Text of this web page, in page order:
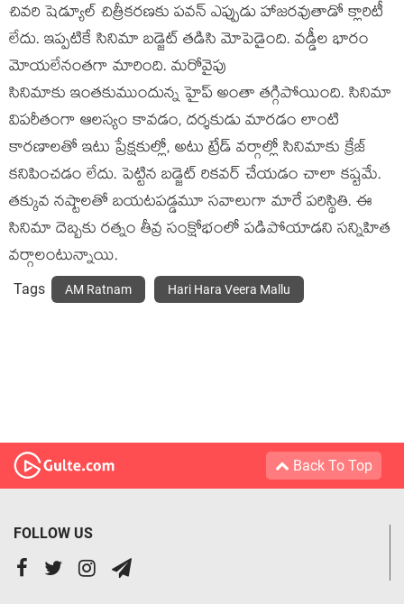
చివరి షెడ్యూల్ చిత్రీకరణకు పవన్ ఎప్పుడు హాజరవుతాడో క్లారిటీ
లేదు. ఇప్పటికే సినిమా బడ్జెట్ తడిసి మోపెడైంది. వడ్డీల భారం
మోయలేనంతగా మారింది. మరోవైపు
సినిమాకు ఇంతకుముందున్న హైప్ అంతా తగ్గిపోయింది. సినిమా
విపరీతంగా ఆలస్యం కావడం, దర్శకుడు మారడం లాంటి
కారణాలతో ఇటు ప్రేక్షకుల్లో, అటు ట్రేడ్ వర్గాల్లో సినిమాకు క్రేజ్
కనిపించడం లేదు. పెట్టిన బడ్జెట్ రికవర్ చేయడం చాలా కష్టమే.
తక్కువ నష్టాలతో బయటపడ్డమూ సవాలుగా మారే పరిస్థితి. ఈ
సినిమా దెబ్బకు రత్నం తీవ్ర సంక్షోభంలో పడిపోయాడని సన్నిహిత
వర్గాలంటున్నాయి.
Tags AM Ratnam Hari Hara Veera Mallu
Back To Top
FOLLOW US